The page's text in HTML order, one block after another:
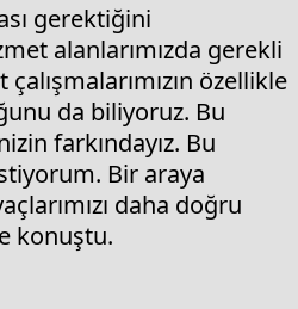
gerektiğini
alanlarımızda gerekli
özellikle
da biliyoruz. Bu
farkındayız. Bu
Bir araya
daha doğru
konuştu.